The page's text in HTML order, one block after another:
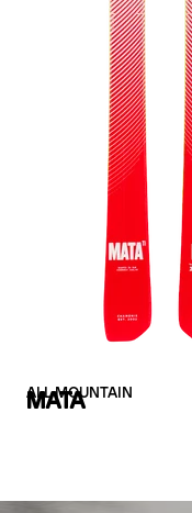
ALL MOUNTAIN
MATA